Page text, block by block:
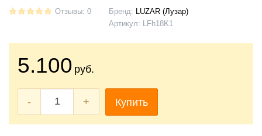
Отзывы: 0 Бренд: LUZAR (Лузар)
Артикул: LFh18K1
5.100 руб.
- + Купить